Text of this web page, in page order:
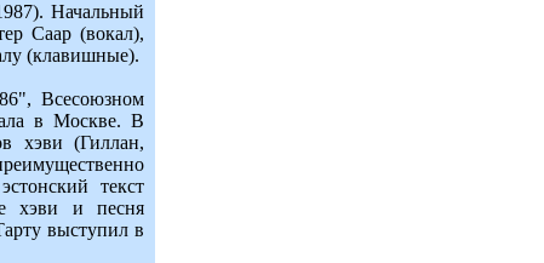
Начальный
Саар (вокал),
(клавишные).
Всесоюзном
в Москве. В
хэви (Гиллан,
текст
хэви и песня
выступил в